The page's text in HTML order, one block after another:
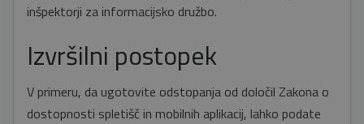
inšpektorji za informacijsko družbo.
Izvršilni postopek
V primeru, da ugotovite odstopanja od določil Zakona o
dostopnosti spletišč in mobilnih aplikacij, lahko podate